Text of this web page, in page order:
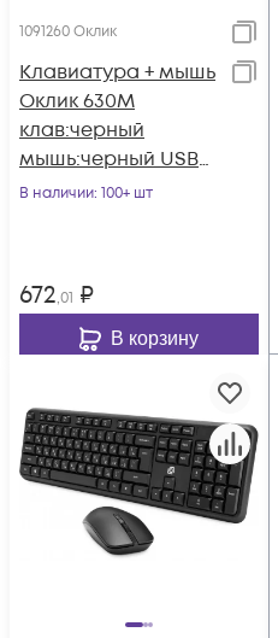
1091260 Оклик
Клавиатура + мышь
Оклик 630M
клав:черный
мышь:черный USB
(1091260)
В наличии: 100+ шт
672,01 ₽
В корзину